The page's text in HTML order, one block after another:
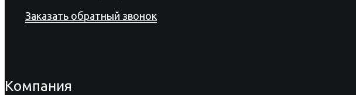
Заказать обратный звонок
Компания